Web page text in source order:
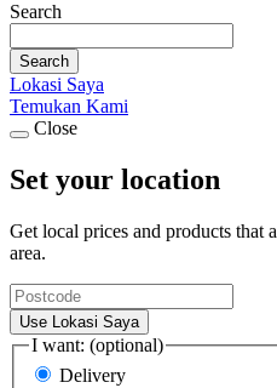
Search
Search
Lokasi Saya
Temukan Kami
Close
Set your location
Get local prices and products that
area.
Use Lokasi Saya
I want: (optional)
Delivery